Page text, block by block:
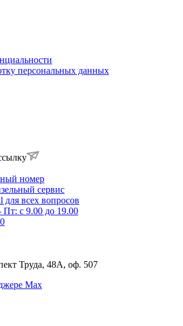
персональных данных
номер
сервис
для всех вопросов
с 9.00 до 19.00
Труда, 48А, оф. 507
Max